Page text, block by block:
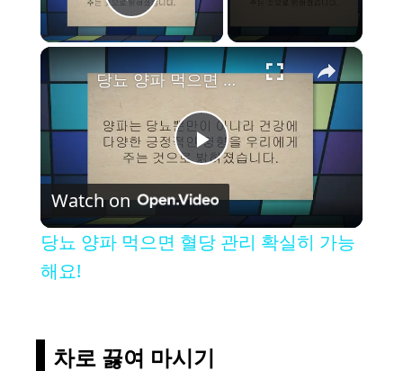
Play Video
×
P
당뇨 양파 먹으면 혈당 관리 확실히 가능해요!
Watch on
당뇨 양파 먹으면 혈당 관리 확실히 가능
해요!
차로 끓여 마시기